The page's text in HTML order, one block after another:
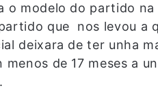
o modelo do partido
que nos levou a
deixara de ter unha
menos de 17 meses a